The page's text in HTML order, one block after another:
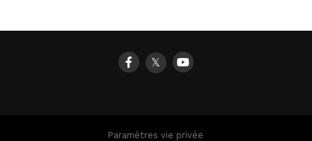
𝕏
Paramètres vie privée